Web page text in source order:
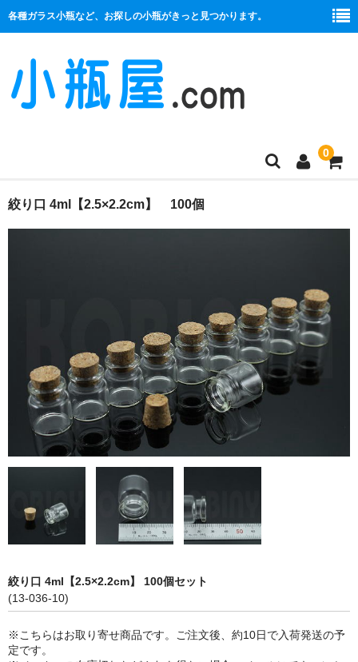
各種ガラス小瓶など、お探しの小瓶がきっと見つかります。
0
商品一覧
ストレート
コルク栓
セット
ストラップ付き
単品
セット
単品
セット
絞り口 4ml【2.5×2.2cm】 100個
絞り口 4ml【2.5×2.2cm】 100個セット
(13-036-10)
※こちらはお取り寄せ商品です。ご注文後、約10日で入荷発送の予
定です。